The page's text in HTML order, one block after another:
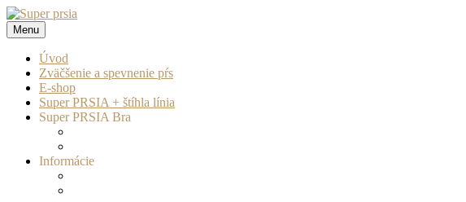
Prejsť
na
obsah
Super prsia
zväčšenie a spevnenie pŕs
Menu
Úvod
Zväčšenie a spevnenie pŕs
E-shop
Super PRSIA + štíhla línia
Super PRSIA Bra
Informácie